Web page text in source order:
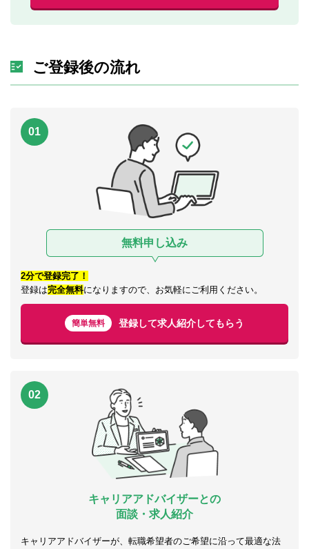
ご登録後の流れ
01
無料申し込み
2分で登録完了！
登録は完全無料になりますので、お気軽にご利用ください。
簡単無料 登録して求人紹介してもらう
02
キャリアアドバイザーとの
面談・求人紹介
キャリアアドバイザーが、転職希望者のご希望に沿って最適な法